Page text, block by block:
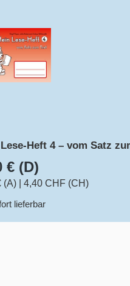
Heft 4 – vom Satz
€ (D)
(A)
4,40 CHF (CH)
lieferbar